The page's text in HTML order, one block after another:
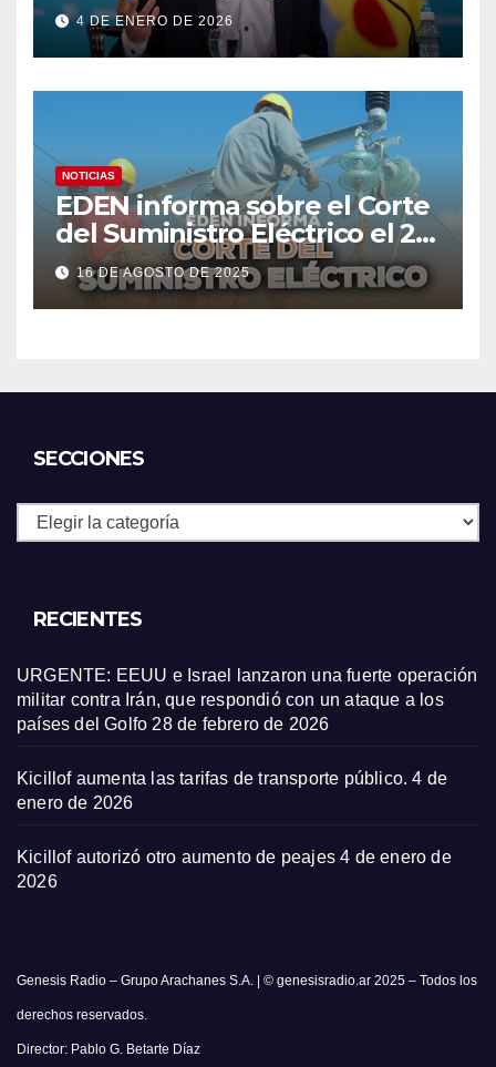
4 DE ENERO DE 2026
NOTICIAS
EDEN informa sobre el Corte
del Suministro Eléctrico el 20
de agosto
16 DE AGOSTO DE 2025
SECCIONES
Secciones
RECIENTES
URGENTE: EEUU e Israel lanzaron una fuerte operación
militar contra Irán, que respondió con un ataque a los
países del Golfo 28 de febrero de 2026
Kicillof aumenta las tarifas de transporte público. 4 de
enero de 2026
Kicillof autorizó otro aumento de peajes 4 de enero de
2026
Genesis Radio – Grupo Arachanes S.A. | © genesisradio.ar 2025 – Todos los
derechos reservados.
Director: Pablo G. Betarte Díaz